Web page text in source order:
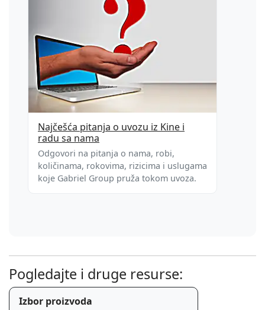
Najčešća pitanja o uvozu iz Kine i
radu sa nama
Odgovori na pitanja o nama, robi,
količinama, rokovima, rizicima i uslugama
koje Gabriel Group pruža tokom uvoza.
Pogledajte i druge resurse:
Izbor proizvoda